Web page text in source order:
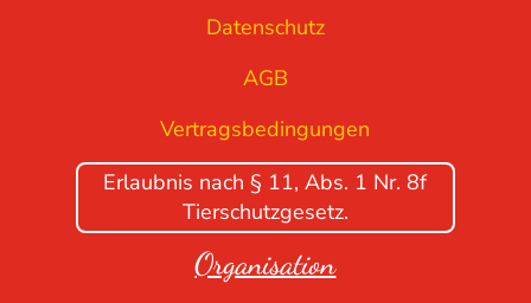
Datenschutz
AGB
Vertragsbedingungen
Erlaubnis nach § 11, Abs. 1 Nr. 8f
Tierschutzgesetz.
Organisation